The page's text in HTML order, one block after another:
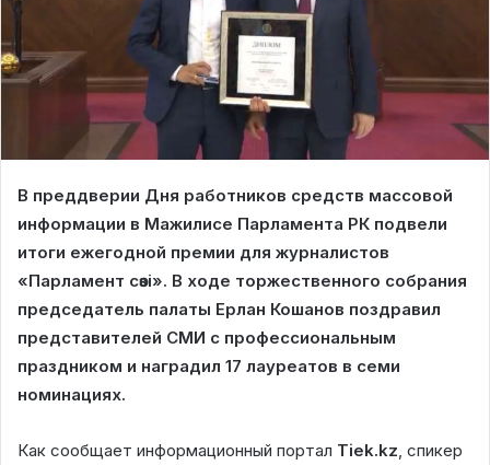
В преддверии Дня работников средств массовой
информации в Мажилисе Парламента РК подвели
итоги ежегодной премии для журналистов
«Парламент сөзі». В ходе торжественного собрания
председатель палаты Ерлан Кошанов поздравил
представителей СМИ с профессиональным
праздником и наградил 17 лауреатов в семи
номинациях.
Как сообщает информационный портал Tiek.kz, спикер